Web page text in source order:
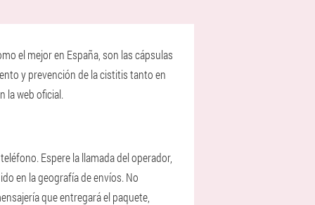
el mejor en España, son las cápsulas
y prevención de la cistitis tanto en
la web oficial.
Espere la llamada del operador,
en la geografía de envíos. No
que entregará el paquete,